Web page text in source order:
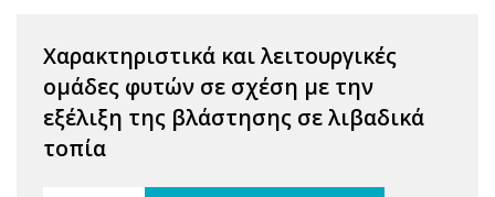
Χαρακτηριστικά και λειτουργικές
ομάδες φυτών σε σχέση με την
εξέλιξη της βλάστησης σε λιβαδικά
τοπία